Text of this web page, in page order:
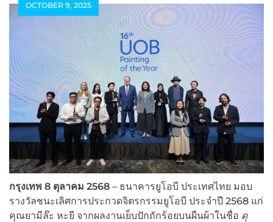
OCTOBER 9, 2025
กรุงเทพ 8 ตุลาคม 2568 – ธนาคารยูโอบี ประเทศไทย มอบ
รางวัลชนะเลิศการประกวดจิตรกรรมยูโอบี ประจำปี 2568 แก่
คุณยามีล๊ะ หะยี จากผลงานเย็บปักถักร้อยบนผืนผ้าในชื่อ ดุ